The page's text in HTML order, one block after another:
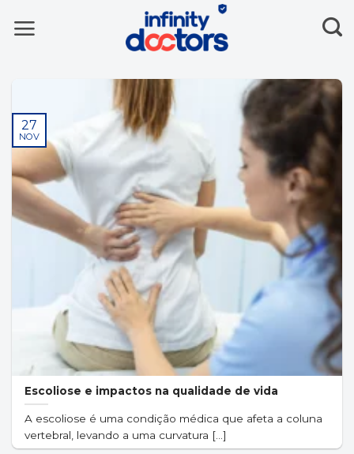
Escoliose e impactos na qualidade de vida
A escoliose é uma condição médica que afeta a coluna
vertebral, levando a uma curvatura [...]
27
NOV